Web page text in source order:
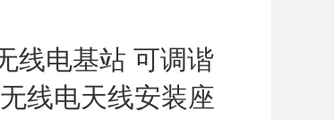
线电基站 可调谐
线电天线安装座